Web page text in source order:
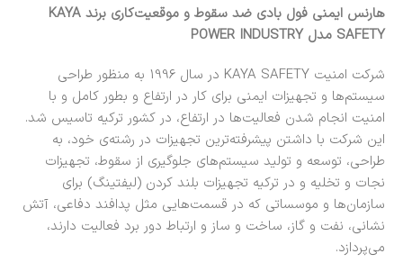
هارنس ایمنی فول بادی ضد سقوط و موقعیت‌کاری برند KAYA
SAFETY مدل POWER INDUSTRY
شرکت امنیت KAYA SAFETY در سال 1996 به منظور طراحی
سیستم‌ها و تجهیزات ایمنی برای کار در ارتفاع و بطور کامل و با
امنیت انجام شدن فعالیت‌ها در ارتفاع، در کشور ترکیه تاسیس شد.
این شرکت با داشتن پیشرفته‌ترین تجهیزات در رشته‌ی خود، به
طراحی، توسعه و تولید سیستم‌های جلوگیری از سقوط، تجهیزات
نجات و تخلیه و در ترکیه تجهیزات بلند کردن (لیفتینگ) برای
سازمان‌ها و موسساتی که در قسمت‌هایی مثل پدافند دفاعی، آتش
نشانی، نفت و گاز، ساخت و ساز و ارتباط دور برد فعالیت دارند،
می‌پردازد.